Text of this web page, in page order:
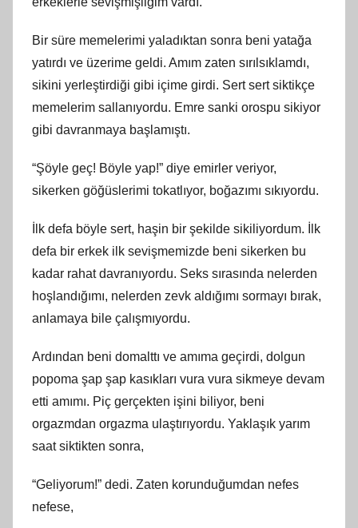
Bir süre memelerimi yaladıktan sonra beni yatağa
yatırdı ve üzerime geldi. Amım zaten sırılsıklamdı,
sikini yerleştirdiği gibi içime girdi. Sert sert siktikçe
memelerim sallanıyordu. Emre sanki orospu sikiyor
gibi davranmaya başlamıştı.
“Şöyle geç! Böyle yap!” diye emirler veriyor,
sikerken göğüslerimi tokatlıyor, boğazımı sıkıyordu.
İlk defa böyle sert, haşin bir şekilde sikiliyordum. İlk
defa bir erkek ilk sevişmemizde beni sikerken bu
kadar rahat davranıyordu. Seks sırasında nelerden
hoşlandığımı, nelerden zevk aldığımı sormayı bırak,
anlamaya bile çalışmıyordu.
Ardından beni domalttı ve amıma geçirdi, dolgun
popoma şap şap kasıkları vura vura sikmeye devam
etti amımı. Piç gerçekten işini biliyor, beni
orgazmdan orgazma ulaştırıyordu. Yaklaşık yarım
saat siktikten sonra,
“Geliyorum!” dedi. Zaten korunduğumdan nefes
nefese,